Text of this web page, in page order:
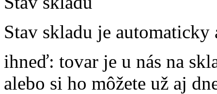
Stav skladu je
ihneď: tovar je u nás na
alebo si ho môžete už aj